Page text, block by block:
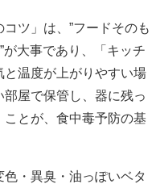
ツ」は、”フードそのも
が大事であり、「キッチ
と温度が上がりやすい場
屋で保管し、器に残っ
とが、食中毒予防の基
・異臭・油っぽいベタ